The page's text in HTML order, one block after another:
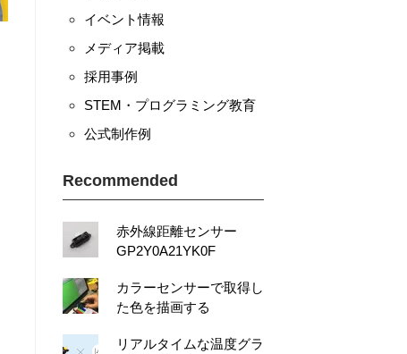
イベント情報
メディア掲載
採用事例
STEM・プログラミング教育
公式制作例
Recommended
赤外線距離センサー
GP2Y0A21YK0F
カラーセンサーで取得し
た色を描画する
リアルタイムな温度グラ